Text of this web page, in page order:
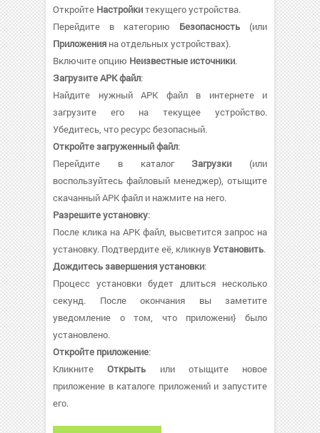
Откройте Настройкитекущего устройства.
Перейдите в категорию Безопасность (или
Приложения на отдельных устройствах).
Включите опцию Неизвестные источники.
Загрузите APK файл:
Найдите нужный APK файл в интернете и
загрузите его на текущее устройство.
Убедитесь, что ресурс безопасный.
Откройте загруженный файл:
Перейдите в каталогЗагрузки (или
воспользуйтесь файловый менеджер), отыщите
скачанный APK файл и нажмите на него.
Разрешите установку:
После клика на APK файл, высветится запрос на
установку. Подтвердите её, кликнувУстановить.
Дождитесь завершения установки:
Процесс установки будет длиться несколько
секунд. После окончания вы заметите
уведомление о том, что приложени} было
установлено.
Откройте приложение:
КликнитеОткрыть или отыщите новое
приложение в каталоге приложений и запустите
его.